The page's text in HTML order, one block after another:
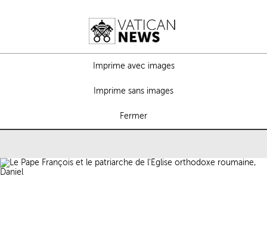
Imprime avec images
Imprime sans images
Fermer